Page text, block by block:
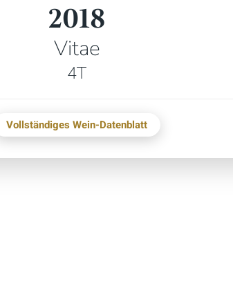
2018
Vitae
4T
Vollständiges Wein-Datenblatt